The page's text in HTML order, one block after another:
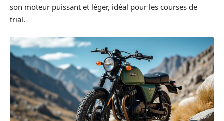
son moteur puissant et léger, idéal pour les courses de
trial.